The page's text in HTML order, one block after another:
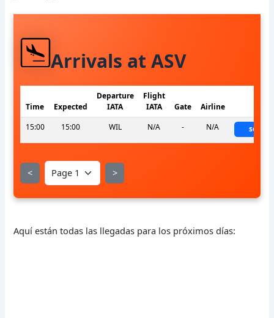
Arrivals at ASV
Time Expected
Departure
IATA
Flight
IATA
Gate Airline
15:00
15:00 WIL N/A - N/A
< >
Aquí están todas las llegadas para los próximos días: